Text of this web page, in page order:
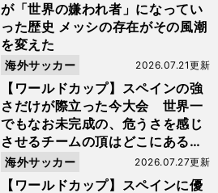
が「世界の嫌われ者」になってい
った歴史 メッシの存在がその風潮
を変えた
【ワールドカップ】スペインの強
さだけが際立った今大会 世界一
でもなお未完成の、危うさを感じ
させるチームの頂はどこにあるの
か
2026.07.21更新
海外サッカー
【ワールドカップ】スペインに優
2026.07.27更新
海外サッカー